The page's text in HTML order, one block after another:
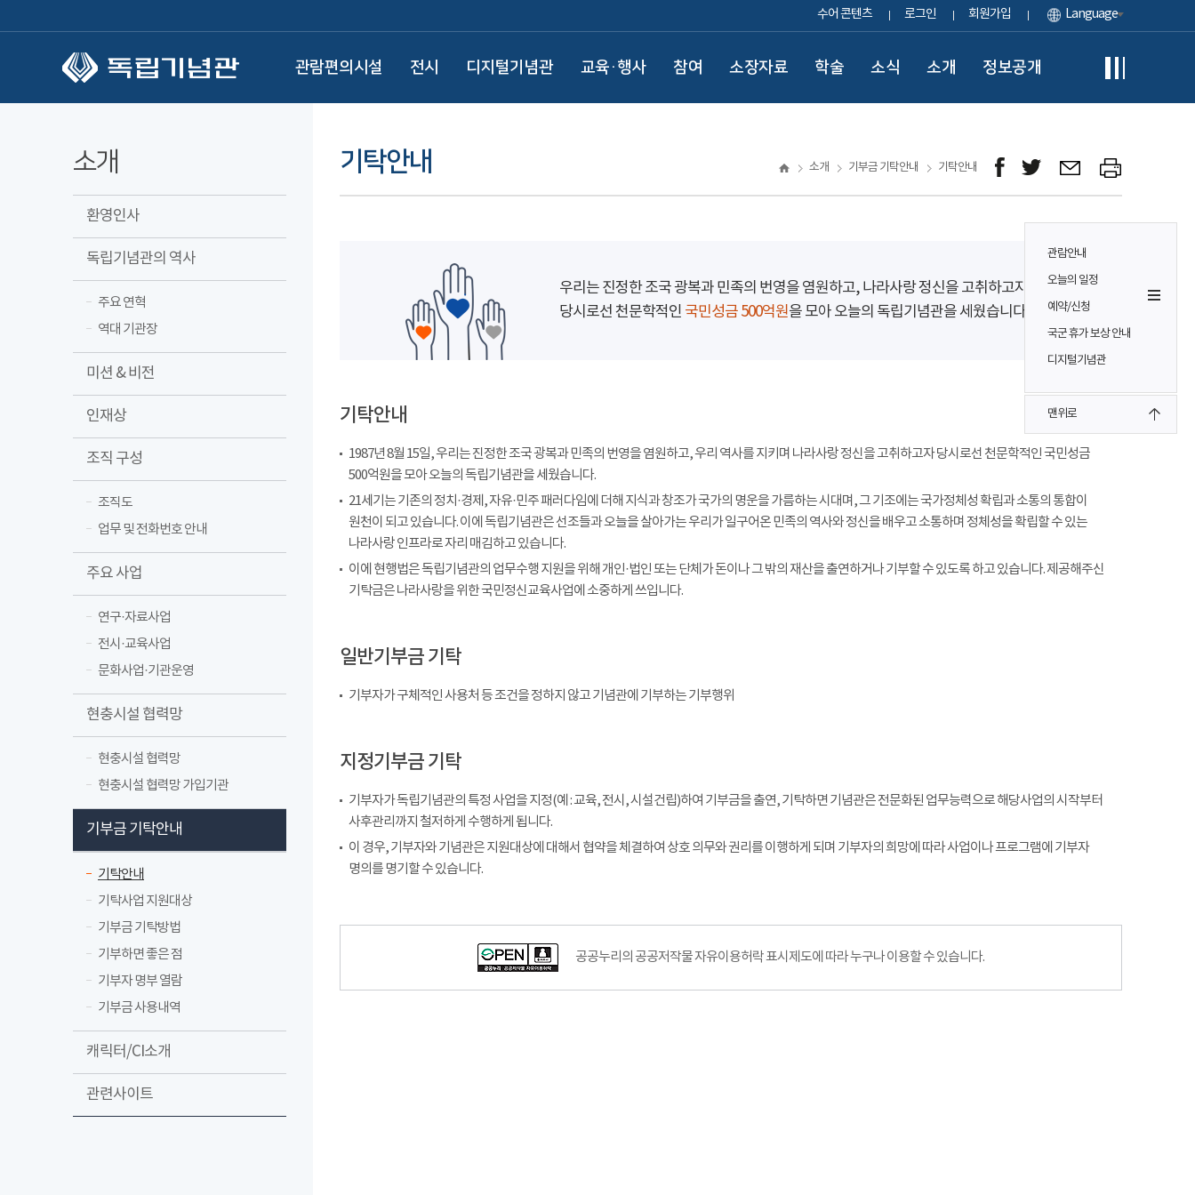
수어 콘텐츠 로그인 회원가입 Language
관람편의시설 전시 디지털기념관 교육·행사 참여 소장자료 학술 소식 소개 정보공개
관람안내
오늘의 일정
예약/신청
국군 휴가 보상 안내
디지털기념관
맨위로
소개
환영인사
독립기념관의 역사
주요 연혁
역대 기관장
미션 & 비전
인재상
조직 구성
조직도
업무 및 전화번호 안내
주요 사업
연구·자료사업
전시·교육사업
문화사업·기관운영
현충시설 협력망
현충시설 협력망
현충시설 협력망 가입기관
기부금 기탁안내
기탁안내
기탁사업 지원대상
기부금 기탁방법
기부하면 좋은 점
기부자 명부 열람
기부금 사용내역
캐릭터/CI소개
관련사이트
기탁안내 소개 기부금 기탁안내 기탁안내
우리는 진정한 조국 광복과 민족의 번영을 염원하고, 나라사랑 정신을 고취하고자
당시로선 천문학적인 국민성금 500억원을 모아 오늘의 독립기념관을 세웠습니다.
기탁안내
1987년 8월 15일, 우리는 진정한 조국 광복과 민족의 번영을 염원하고, 우리 역사를 지키며 나라사랑 정신을 고취하고자 당시로선 천문학적인 국민성금
500억원을 모아 오늘의 독립기념관을 세웠습니다.
21세기는 기존의 정치·경제, 자유·민주 패러다임에 더해 지식과 창조가 국가의 명운을 가름하는 시대며, 그 기조에는 국가정체성 확립과 소통의 통합이
원천이 되고 있습니다. 이에 독립기념관은 선조들과 오늘을 살아가는 우리가 일구어온 민족의 역사와 정신을 배우고 소통하며 정체성을 확립할 수 있는
나라사랑 인프라로 자리 매김하고 있습니다.
이에 현행법은 독립기념관의 업무수행 지원을 위해 개인·법인 또는 단체가 돈이나 그 밖의 재산을 출연하거나 기부할 수 있도록 하고 있습니다. 제공해주신
기탁금은 나라사랑을 위한 국민정신교육사업에 소중하게 쓰입니다.
일반기부금 기탁
기부자가 구체적인 사용처 등 조건을 정하지 않고 기념관에 기부하는 기부행위
지정기부금 기탁
기부자가 독립기념관의 특정 사업을 지정(예 : 교육, 전시, 시설건립)하여 기부금을 출연, 기탁하면 기념관은 전문화된 업무능력으로 해당사업의 시작부터
사후관리까지 철저하게 수행하게 됩니다.
이 경우, 기부자와 기념관은 지원대상에 대해서 협약을 체결하여 상호 의무와 권리를 이행하게 되며 기부자의 희망에 따라 사업이나 프로그램에 기부자
명의를 명기할 수 있습니다.
공공누리공공저작물자유이용허락–출처표시이미지
공공누리의 공공저작물 자유이용허락 표시제도에 따라 누구나 이용할 수 있습니다.